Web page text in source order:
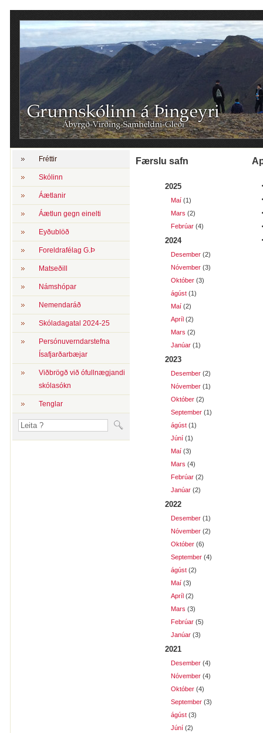
Fréttir
Skólinn
Áætlanir
Áætlun gegn einelti
Eyðublöð
Foreldrafélag G.Þ
Matseðill
Námshópar
Nemendaráð
Skóladagatal 2024-25
Persónuverndarstefna
Ísafjarðarbæjar
Viðbrögð við ófullnægjandi
skólasókn
Tenglar
Færslu safn
2025
Maí (1)
Mars (2)
Febrúar (4)
2024
Desember (2)
Nóvember (3)
Október (3)
ágúst (1)
Maí (2)
Apríl (2)
Mars (2)
Janúar (1)
2023
Desember (2)
Nóvember (1)
Október (2)
September (1)
ágúst (1)
Júní (1)
Maí (3)
Mars (4)
Febrúar (2)
Janúar (2)
2022
Desember (1)
Nóvember (2)
Október (6)
September (4)
ágúst (2)
Maí (3)
Apríl (2)
Mars (3)
Febrúar (5)
Janúar (3)
2021
Desember (4)
Nóvember (4)
Október (4)
September (3)
ágúst (3)
Júní (2)